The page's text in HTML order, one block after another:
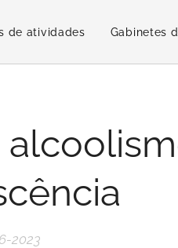
de atividades Gabinetes
2023